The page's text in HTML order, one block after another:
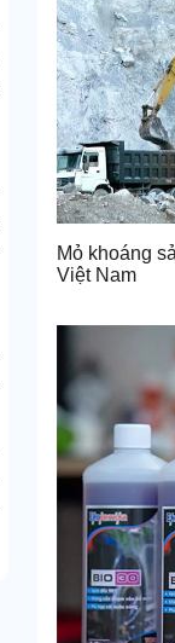
Mỏ khoáng
Việt Nam